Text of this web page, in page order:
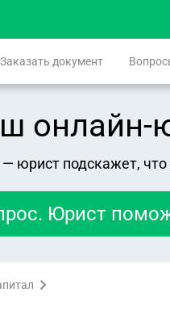
Заказать документ
юрист подскажет,
Юрист